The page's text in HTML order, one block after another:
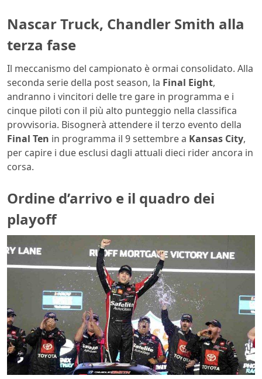
Nascar Truck, Chandler Smith alla
terza fase
Il meccanismo del campionato è ormai consolidato. Alla
seconda serie della post season, la Final Eight,
andranno i vincitori delle tre gare in programma e i
cinque piloti con il più alto punteggio nella classifica
provvisoria. Bisognerà attendere il terzo evento della
Final Ten in programma il 9 settembre a Kansas City,
per capire i due esclusi dagli attuali dieci rider ancora in
corsa.
Ordine d’arrivo e il quadro dei
playoff